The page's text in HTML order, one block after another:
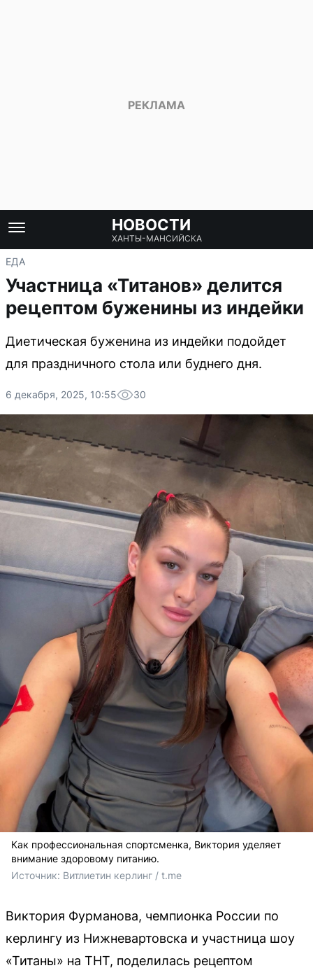
НОВОСТИ
ХАНТЫ-МАНСИЙСКА
ЕДА
Участница «Титанов» делится
рецептом буженины из индейки
Диетическая буженина из индейки подойдет
для праздничного стола или буднего дня.
6 декабря, 2025, 10:55 30
Как профессиональная спортсменка, Виктория уделяет
внимание здоровому питанию.
Источник: Витлиетин керлинг / t.me
Виктория Фурманова, чемпионка России по
керлингу из Нижневартовска и участница шоу
«Титаны» на ТНТ, поделилась рецептом